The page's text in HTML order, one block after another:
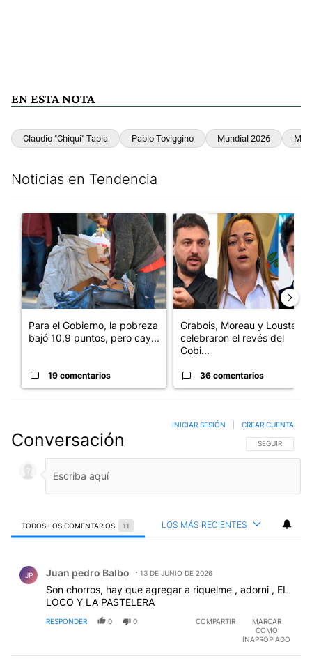
EN ESTA NOTA
Claudio "Chiqui" Tapia Pablo Toviggino Mundial 2026
Noticias en Tendencia
Un artículo de tendencia con el título "Para el Gobierno, la
Para el Gobierno, la pobreza
bajó 10,9 puntos, pero cay...
19 comentarios
Un artículo de tendencia con
Grabois, Moreau y Lousteau
celebraron el revés del
Gobi...
36 comentarios
Conversación SIGA ESTA
SEGUIR
INICIAR SESIÓN CREAR CUENTA
TODOS LOS COMENTARIOS 11 LOS MÁS RECIENTES
JP Juan pedro Balbo 13 DE JUNIO DE 2026
Son chorros, hay que agregar a riquelme , adorni , EL
LOCO Y LA PASTELERA
RESPONDER 0 0 COMPARTIR
MARCAR
COMO
INAPROPIADO